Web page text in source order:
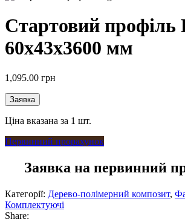
Стартовий профіль
60х43х3600 мм
1,095.00 грн
Заявка
Ціна вказана за 1 шт.
Первинний прорахунок
Заявка на первинний
Категорії: Дерево-полімерний композит,
Комплектуючі
Share: